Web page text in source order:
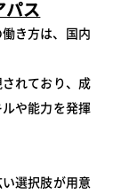
パス
き方は、国内
れており、成
や能力を発揮
選択肢が用意